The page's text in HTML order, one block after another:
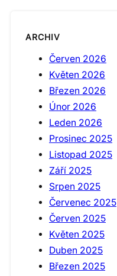
ARCHIV
Červen 2026
Květen 2026
Březen 2026
Únor 2026
Leden 2026
Prosinec 2025
Listopad 2025
Září 2025
Srpen 2025
Červenec 2025
Červen 2025
Květen 2025
Duben 2025
Březen 2025